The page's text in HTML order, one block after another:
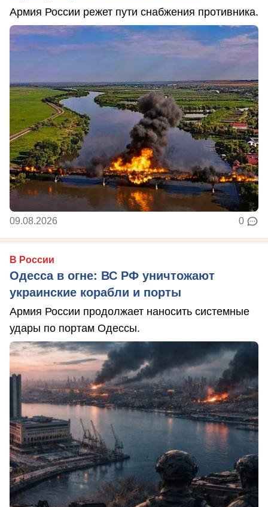
Армия России режет пути снабжения противника.
09.08.2026 0
В России
Одесса в огне: ВС РФ уничтожают
украинские корабли и порты
Армия России продолжает наносить системные
удары по портам Одессы.